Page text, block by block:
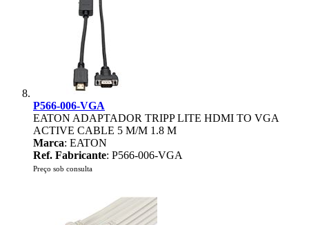
P566-006-VGA
EATON ADAPTADOR TRIPP LITE HDMI TO VGA
ACTIVE CABLE 5 M/M 1.8 M
Marca: EATON
Ref. Fabricante: P566-006-VGA
Preço sob consulta